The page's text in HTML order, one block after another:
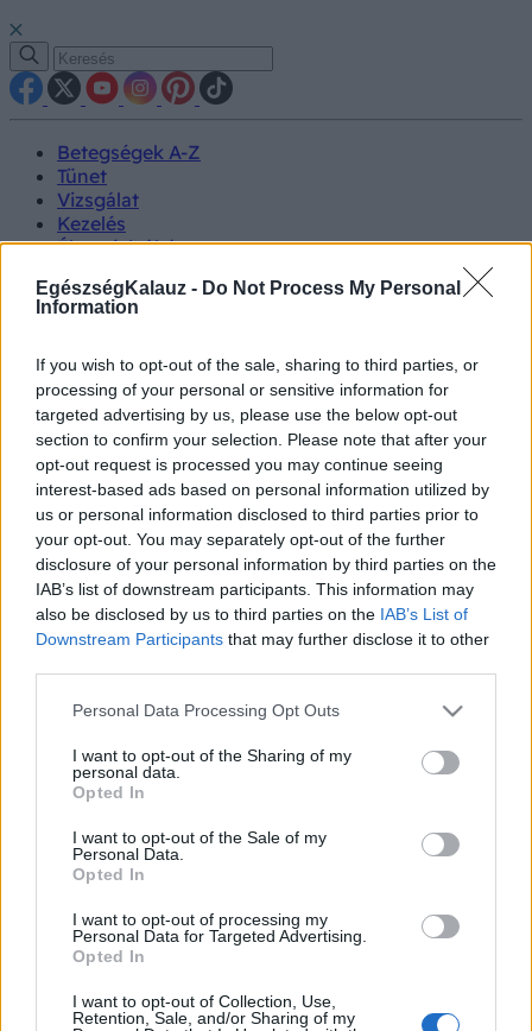
EgészségKalauz - Do Not Process My Personal
Information
If you wish to opt-out of the sale, sharing to third parties, or
processing of your personal or sensitive information for
targeted advertising by us, please use the below opt-out
section to confirm your selection. Please note that after your
opt-out request is processed you may continue seeing
interest-based ads based on personal information utilized by
us or personal information disclosed to third parties prior to
your opt-out. You may separately opt-out of the further
disclosure of your personal information by third parties on the
IAB’s list of downstream participants. This information may
also be disclosed by us to third parties on the IAB’s List of
Downstream Participants that may further disclose it to other
Please note that this website/app uses one or more Google
not limited to your visit or usage behaviour. You may click to
grant or deny consent to Google and its third-party tags to
use your data for below specified purposes in below Google
consent section.
Personal Data Processing Opt Outs
I want to opt-out of the Sharing of my
personal data.
Opted In
I want to opt-out of the Sale of my
Personal Data.
Opted In
I want to opt-out of processing my
Personal Data for Targeted Advertising.
Opted In
I want to opt-out of Collection, Use,
Retention, Sale, and/or Sharing of my
Betegségek A-Z
Tünet
Vizsgálat
Kezelés
Életmódváltás
Prevenció
Hírek
Kisállatok egészsége
#allergia#influenza#cukorbetegség
#orvosmeteorológia#vérnyomás#stroke#rákbetegség
#pajzsmirigy#reflux#ekcéma#herpesz
Regisztráció
Gyakori vizelés
Gyakori vizelés